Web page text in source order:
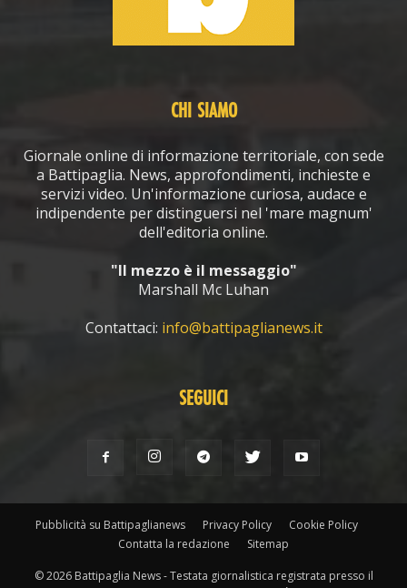
CHI SIAMO
Giornale online di informazione territoriale, con sede
a Battipaglia. News, approfondimenti, inchieste e
servizi video. Un'informazione curiosa, audace e
indipendente per distinguersi nel 'mare magnum'
dell'editoria online.
"Il mezzo è il messaggio"
Marshall Mc Luhan
Contattaci: info@battipaglianews.it
SEGUICI
Pubblicità su Battipaglianews Privacy Policy
Cookie Policy
Contatta la redazione
Sitemap
© 2026 Battipaglia News - Testata giornalistica registrata presso il